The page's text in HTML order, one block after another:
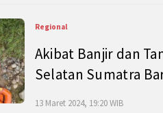
Regional
Akibat Banjir dan
Selatan Sumatra
13 Maret 2024, 19:20 WIB